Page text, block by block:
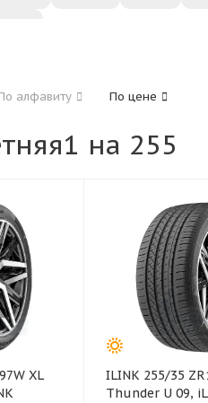
45 45 50
алфавиту По цене
на 255
ILINK 255/35 ZR18 94W XL
Thunder U 09,